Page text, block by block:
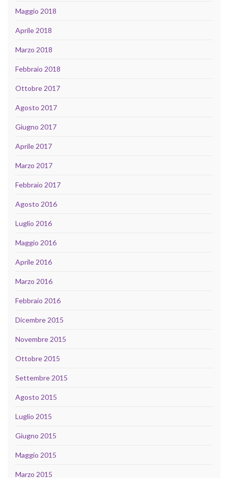
Maggio 2018
Aprile 2018
Marzo 2018
Febbraio 2018
Ottobre 2017
Agosto 2017
Giugno 2017
Aprile 2017
Marzo 2017
Febbraio 2017
Agosto 2016
Luglio 2016
Maggio 2016
Aprile 2016
Marzo 2016
Febbraio 2016
Dicembre 2015
Novembre 2015
Ottobre 2015
Settembre 2015
Agosto 2015
Luglio 2015
Giugno 2015
Maggio 2015
Marzo 2015